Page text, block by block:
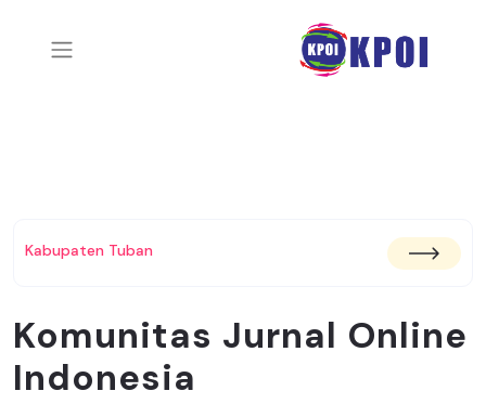
Kabupaten Tuban
Komunitas Jurnal Online
Indonesia